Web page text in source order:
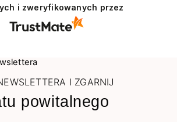
i zweryfikowanych przez
I ZGARNIJ
powitalnego